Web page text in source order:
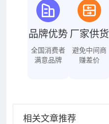
品牌优势
全国消费者
满意品牌
厂家供货
避免中间商
赚差价
相关文章推荐